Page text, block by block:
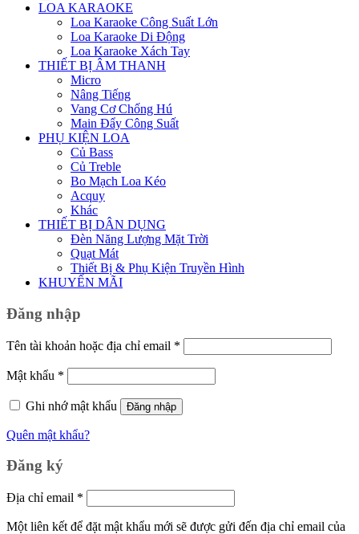
LOA KARAOKE
Loa Karaoke Công Suất Lớn
Loa Karaoke Di Động
Loa Karaoke Xách Tay
THIẾT BỊ ÂM THANH
Micro
Nâng Tiếng
Vang Cơ Chống Hú
Main Đẩy Công Suất
PHỤ KIỆN LOA
Củ Bass
Củ Treble
Bo Mạch Loa Kéo
Acquy
Khác
THIẾT BỊ DÂN DỤNG
Đèn Năng Lượng Mặt Trời
Quạt Mát
Thiết Bị & Phụ Kiện Truyền Hình
KHUYẾN MÃI
Đăng nhập
Tên tài khoản hoặc địa chỉ email *
buộc
Mật khẩu *
buộc
Ghi nhớ mật khẩu
Đăng nhập
Quên mật khẩu?
Đăng ký
Địa chỉ email *
buộc
Một liên kết để đặt mật khẩu mới sẽ được gửi đến địa chỉ email của